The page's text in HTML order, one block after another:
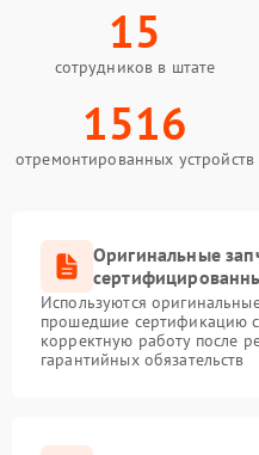
15
сотрудников в штате
1516
отремонтированных устройств
Оригинальные
Используются
прошедшие сертификацию
корректную работу после
гарантийных обязательств